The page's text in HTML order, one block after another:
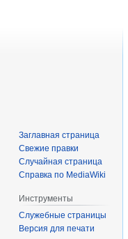
Заглавная страница
Свежие правки
Случайная страница
Справка по MediaWiki
Инструменты
Служебные страницы
Версия для печати